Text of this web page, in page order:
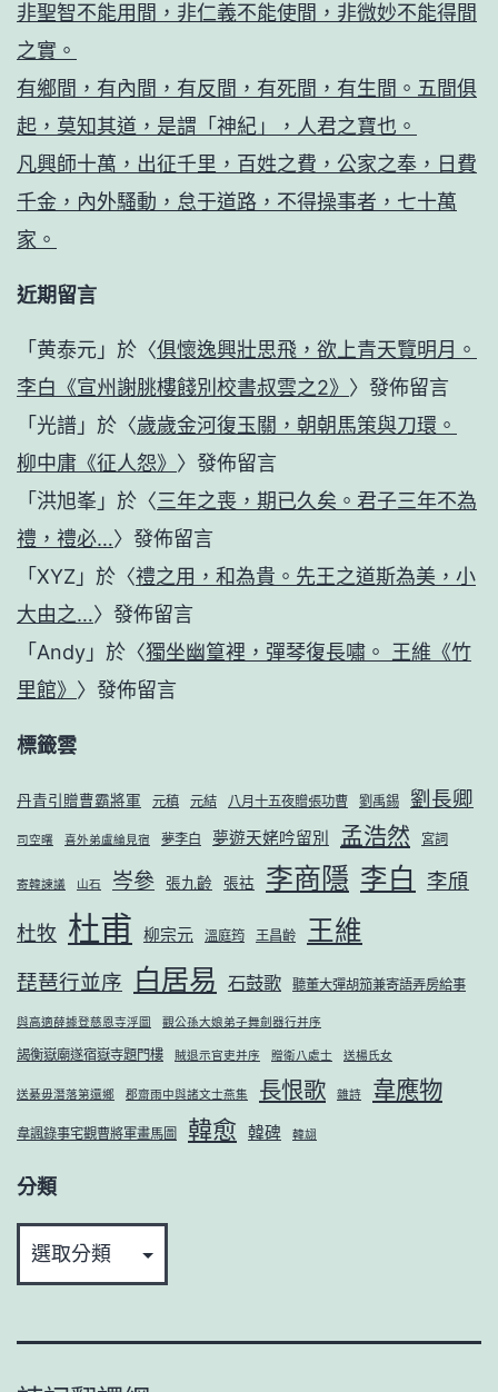
非聖智不能用間，非仁義不能使間，非微妙不能得間
之實。
有鄉間，有內間，有反間，有死間，有生間。五間俱
起，莫知其道，是謂「神紀」，人君之寶也。
凡興師十萬，出征千里，百姓之費，公家之奉，日費
千金，內外騷動，怠于道路，不得操事者，七十萬
家。
近期留言
「 黄泰元 」於〈俱懷逸興壯思飛，欲上青天覽明月。
李白《宣州謝朓樓餞別校書叔雲之2》 〉發佈留言
「 光譜 」於〈歲歲金河復玉關，朝朝馬策與刀環。
柳中庸《征人怨》 〉發佈留言
「 洪旭峯 」於〈三年之喪，期已久矣。君子三年不為
禮，禮必…〉發佈留言
「 XYZ 」於〈禮之用，和為貴。先王之道斯為美，小
大由之…〉發佈留言
「 Andy 」於〈獨坐幽篁裡，彈琴復長嘯。 王維《竹
里館》 〉發佈留言
標籤雲
丹青引贈曹霸將軍 元稹 元結 八月十五夜贈張功曹 劉禹錫 劉長卿
司空曙 喜外弟盧綸見宿 夢李白 夢遊天姥吟留別 孟浩然 宮詞
寄韓諫議 山石 岑參 張九齡 張祜 李商隱 李白 李頎
杜牧 杜甫 柳宗元 溫庭筠 王昌齡 王維
琵琶行並序 白居易 石鼓歌 聽董大彈胡笳兼寄語弄房給事
與高適薛據登慈恩寺浮圖 觀公孫大娘弟子舞劍器行并序
謁衡嶽廟遂宿嶽寺題門樓 賊退示官吏并序 贈衛八處士 送楊氏女
送綦毋潛落第還鄉 郡齋雨中與諸文士燕集 長恨歌 雜詩 韋應物
韋諷錄事宅觀曹將軍畫馬圖 韓愈 韓碑 韓翃
分類
分